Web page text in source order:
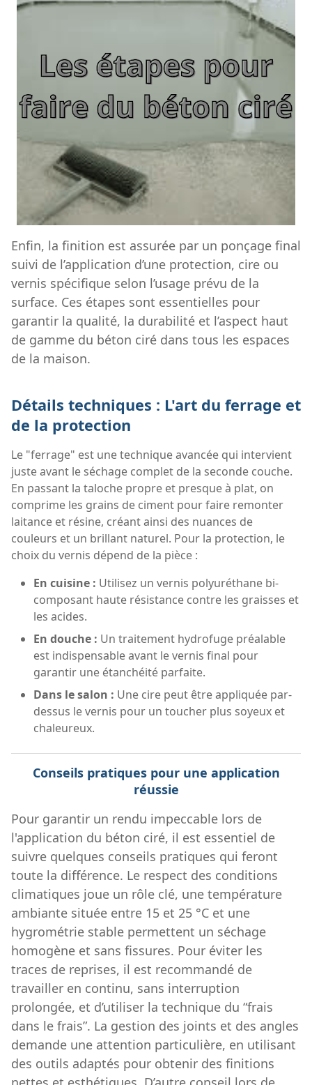
Enfin, la finition est assurée par un ponçage final
suivi de l’application d’une protection, cire ou
vernis spécifique selon l’usage prévu de la
surface. Ces étapes sont essentielles pour
garantir la qualité, la durabilité et l’aspect haut
de gamme du béton ciré dans tous les espaces
de la maison.
Détails techniques : L'art du ferrage et
de la protection
Le "ferrage" est une technique avancée qui intervient
juste avant le séchage complet de la seconde couche.
En passant la taloche propre et presque à plat, on
comprime les grains de ciment pour faire remonter
laitance et résine, créant ainsi des nuances de
couleurs et un brillant naturel. Pour la protection, le
choix du vernis dépend de la pièce :
En cuisine : Utilisez un vernis polyuréthane bi-
composant haute résistance contre les graisses et
les acides.
En douche : Un traitement hydrofuge préalable
est indispensable avant le vernis final pour
garantir une étanchéité parfaite.
Dans le salon : Une cire peut être appliquée par-
dessus le vernis pour un toucher plus soyeux et
chaleureux.
Conseils pratiques pour une application
réussie
Pour garantir un rendu impeccable lors de
l'application du béton ciré, il est essentiel de
suivre quelques conseils pratiques qui feront
toute la différence. Le respect des conditions
climatiques joue un rôle clé, une température
ambiante située entre 15 et 25 °C et une
hygrométrie stable permettent un séchage
homogène et sans fissures. Pour éviter les
traces de reprises, il est recommandé de
travailler en continu, sans interruption
prolongée, et d’utiliser la technique du “frais
dans le frais”. La gestion des joints et des angles
demande une attention particulière, en utilisant
des outils adaptés pour obtenir des finitions